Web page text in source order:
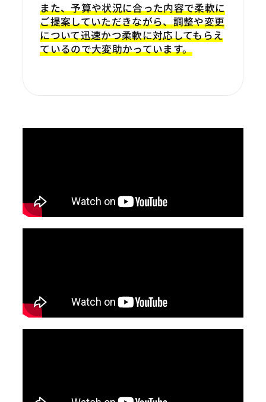
また、予算や状況に合った内容で柔軟に
ご提案していただきながら、調整や変更
について迅速かつ柔軟に対応してもらえ
ているので大変助かっています。